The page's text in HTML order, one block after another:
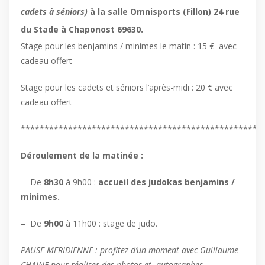
cadets à séniors) à la salle Omnisports (Fillon) 24 rue
du Stade à Chaponost 69630.
Stage pour les benjamins / minimes le matin : 15 € avec
cadeau offert
Stage pour les cadets et séniors l’après-midi : 20 € avec
cadeau offert
Déroulement de la matinée :
– De 8h30 à 9h00 : accueil des judokas benjamins /
minimes.
– De 9h00 à 11h00 : stage de judo.
PAUSE MERIDIENNE : profitez d’un moment avec Guillaume